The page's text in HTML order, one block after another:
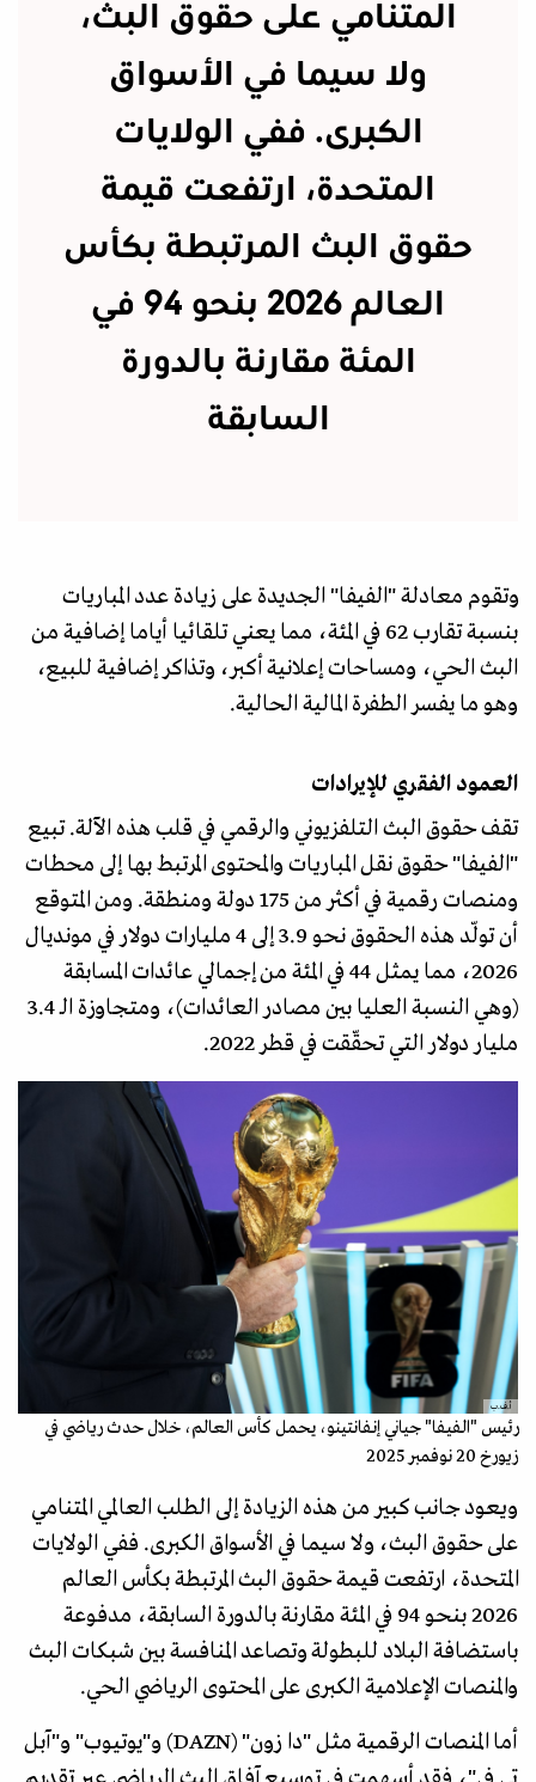
المتنامي على حقوق البث،
ولا سيما في الأسواق
الكبرى. ففي الولايات
المتحدة، ارتفعت قيمة
حقوق البث المرتبطة بكأس
العالم 2026 بنحو 94 في
المئة مقارنة بالدورة
السابقة
وتقوم معادلة "الفيفا" الجديدة على زيادة عدد المباريات
بنسبة تقارب 62 في المئة، مما يعني تلقائيا أياما إضافية من
البث الحي، ومساحات إعلانية أكبر، وتذاكر إضافية للبيع،
وهو ما يفسر الطفرة المالية الحالية.
العمود الفقري للإيرادات
تقف حقوق البث التلفزيوني والرقمي في قلب هذه الآلة. تبيع
"الفيفا" حقوق نقل المباريات والمحتوى المرتبط بها إلى محطات
ومنصات رقمية في أكثر من 175 دولة ومنطقة. ومن المتوقع
أن تولّد هذه الحقوق نحو 3.9 إلى 4 مليارات دولار في مونديال
2026، مما يمثل 44 في المئة من إجمالي عائدات المسابقة
(وهي النسبة العليا بين مصادر العائدات)، ومتجاوزة الـ 3.4
مليار دولار التي تحقّقت في قطر 2022.
أ.ف.ب
رئيس "الفيفا" جياني إنفانتينو، يحمل كأس العالم، خلال حدث رياضي في
زيورخ 20 نوفمبر 2025
ويعود جانب كبير من هذه الزيادة إلى الطلب العالمي المتنامي
على حقوق البث، ولا سيما في الأسواق الكبرى. ففي الولايات
المتحدة، ارتفعت قيمة حقوق البث المرتبطة بكأس العالم
2026 بنحو 94 في المئة مقارنة بالدورة السابقة، مدفوعة
باستضافة البلاد للبطولة وتصاعد المنافسة بين شبكات البث
والمنصات الإعلامية الكبرى على المحتوى الرياضي الحي.
أما المنصات الرقمية مثل "دا زون" (DAZN) و"يوتيوب" و"آبل